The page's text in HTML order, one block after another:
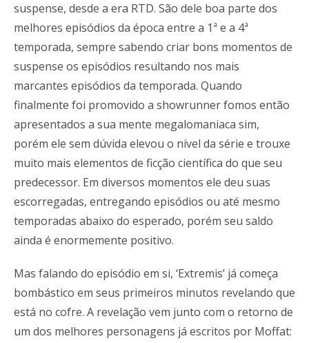
suspense, desde a era RTD. São dele boa parte dos
melhores episódios da época entre a 1ª e a 4ª
temporada, sempre sabendo criar bons momentos de
suspense os episódios resultando nos mais
marcantes episódios da temporada. Quando
finalmente foi promovido a showrunner fomos então
apresentados a sua mente megalomaniaca sim,
porém ele sem dúvida elevou o nível da série e trouxe
muito mais elementos de ficção científica do que seu
predecessor. Em diversos momentos ele deu suas
escorregadas, entregando episódios ou até mesmo
temporadas abaixo do esperado, porém seu saldo
ainda é enormemente positivo.
Mas falando do episódio em si, ‘Extremis’ já começa
bombástico em seus primeiros minutos revelando que
está no cofre. A revelação vem junto com o retorno de
um dos melhores personagens já escritos por Moffat: